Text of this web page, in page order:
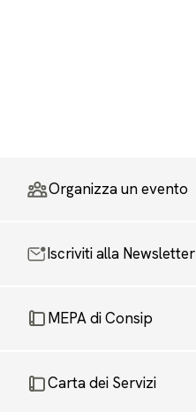
Organizza un evento
Iscriviti alla Newsletter
MEPA di Consip
Carta dei Servizi